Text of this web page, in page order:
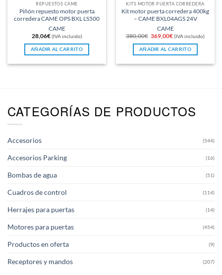
REPUESTOS CAME
Piñón repuesto motor puerta
corredera CAME OPS BXL LS500
CAME
28,06€ (IVA incluido)
AÑADIR AL CARRITO
KITS MOTOR PUERTA CORREDERA
Kit motor puerta corredera 400kg
– CAME BXL04AGS 24V
CAME
380,00€ El
precio
original
era:
380,00€.
369,00€El
precio
actual
es:
369,00€.
(IVA incluido)
AÑADIR AL CARRITO
CATEGORÍAS DE PRODUCTOS
Accesorios (544)
Accesorios Parking (16)
Bombas de agua (51)
Cuadros de control (114)
Herrajes para puertas (14)
Motores para puertas (454)
Productos en oferta (9)
Receptores y mandos (207)